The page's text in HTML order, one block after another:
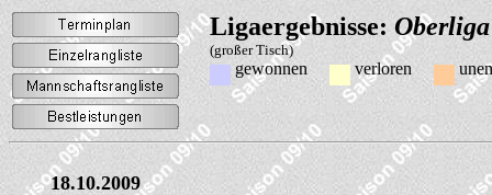
Ligaergebnisse:
(großer Tisch)
gewonnen verloren
18.10.2009